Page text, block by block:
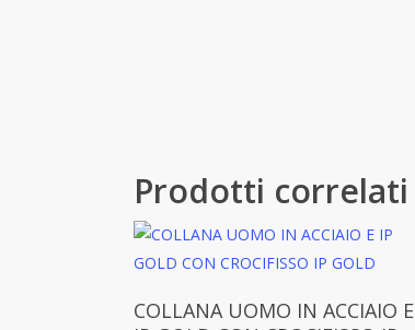
Prodotti correlati
Aggiungi Al Carrello
COLLANA UOMO IN ACCIAIO E